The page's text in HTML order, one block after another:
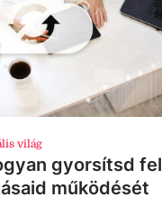
világ
gyorsítsd fel
működését